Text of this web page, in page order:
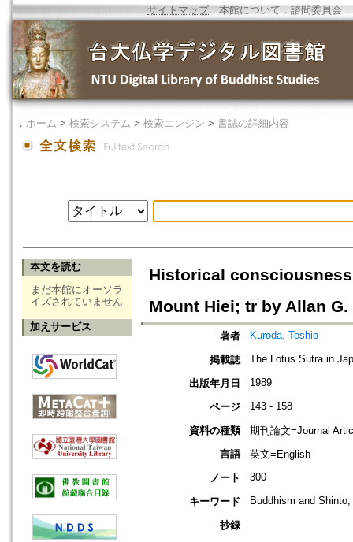
サイトマップ．本館について ． 諮問委員会 ．
． ホーム > 検索システム > 検索エンジン > 書誌の詳細内容
本文を読む
まだ本館にオーソラ
イズされていません
加えサービス
Historical
Mount Hiei; tr by Allan G.
著者 Kuroda, Toshio
掲載誌 The Lotus Sutra in
出版年月日 1989
ページ 143 - 158
資料の種類
期刊論文=Journal
言語
英文=English
ノート
300
キーワード Buddhism and
抄録